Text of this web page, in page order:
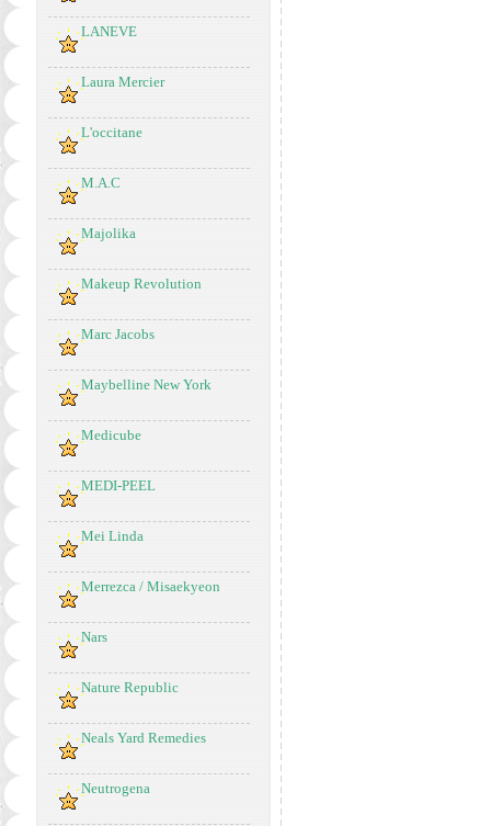
LANEVE
Laura Mercier
L'occitane
M.A.C
Majolika
Makeup Revolution
Marc Jacobs
Maybelline New York
Medicube
MEDI-PEEL
Mei Linda
Merrezca / Misaekyeon
Nars
Nature Republic
Neals Yard Remedies
Neutrogena